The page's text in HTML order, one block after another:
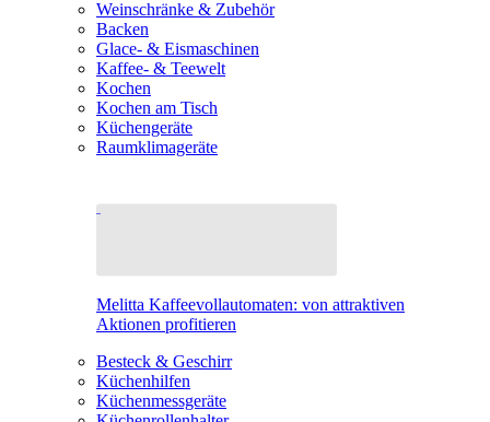
Weinschränke & Zubehör
Backen
Glace- & Eismaschinen
Kaffee- & Teewelt
Kochen
Kochen am Tisch
Küchengeräte
Raumklimageräte
Melitta Kaffeevollautomaten: von attraktiven
Aktionen profitieren
Besteck & Geschirr
Küchenhilfen
Küchenmessgeräte